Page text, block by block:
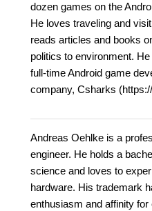
dozen games on the
He loves traveling and
reads articles and books
politics to environment.
full-time Android game
company, Csharks
Andreas Oehlke is a
engineer. He holds a
science and loves to
hardware. His trademark
enthusiasm and affinity